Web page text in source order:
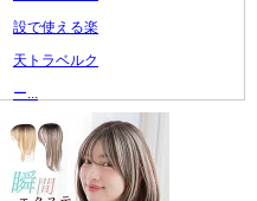
設で使える楽
天トラベルク
ー...
1,000,000 円
レビュー数：0